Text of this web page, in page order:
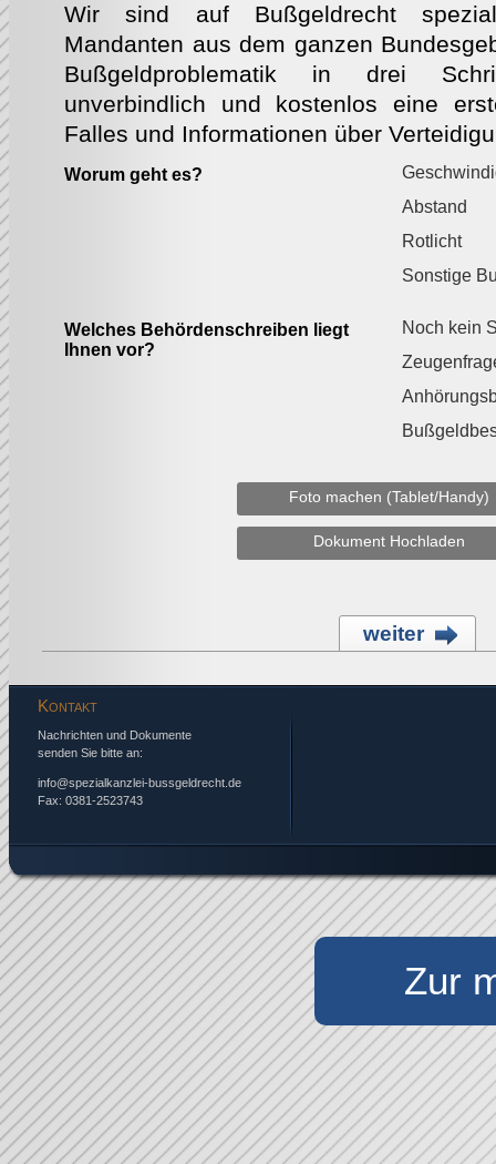
Wir sind auf Bußgeldrecht
Mandanten aus dem ganzen
Bußgeldproblematik in drei
unverbindlich und kostenlos eine
Falles und Informationen über
Worum geht es?
Abstand
Rotlicht
Sonstige
Welches Behördenschreiben liegt
Ihnen vor?
Noch kein
Foto machen (Tablet/Handy)
Dokument Hochladen
weiter
Kontakt
Nachrichten und Dokumente
senden Sie bitte an:
info@spezialkanzlei-bussgeldrecht.de
Fax: 0381-2523743
Zur